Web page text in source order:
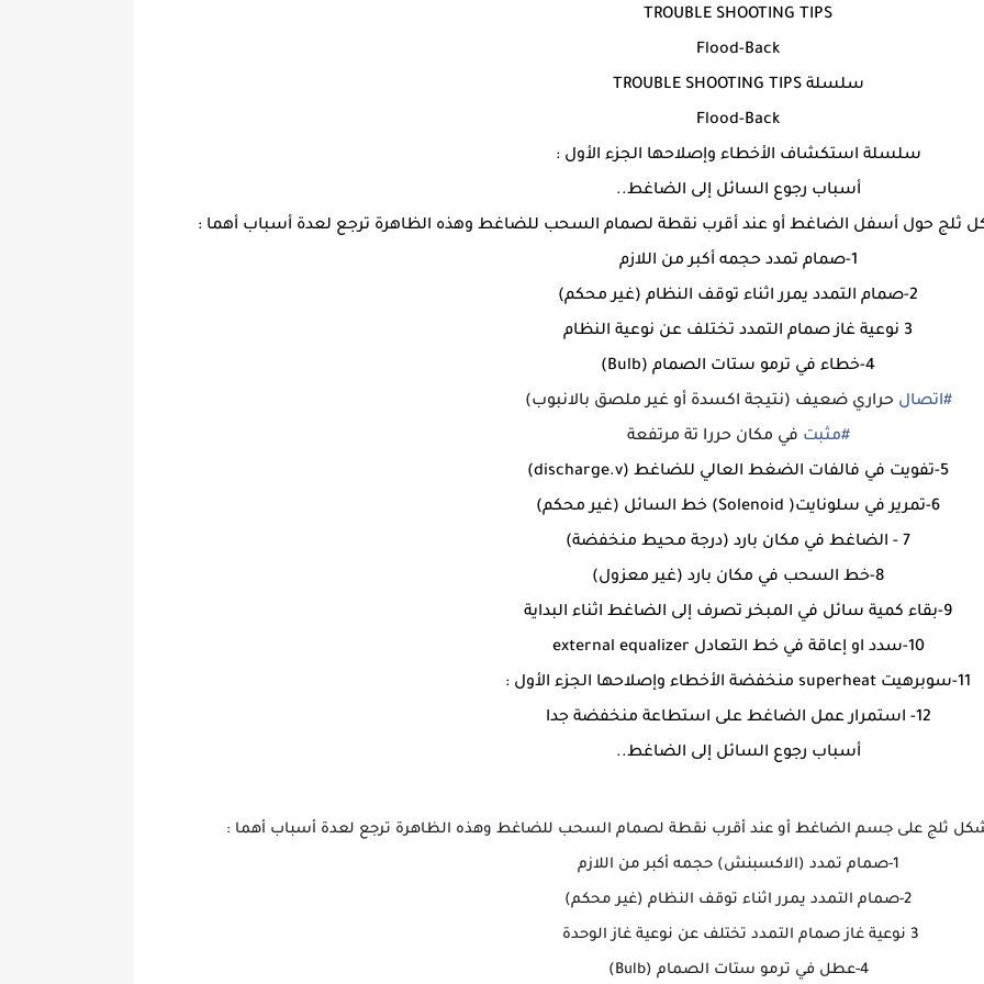
TROUBLE SHOOTING TIPS
Flood-Back
سلسلة TROUBLE SHOOTING TIPS
Flood-Back
سلسلة استكشاف الأخطاء وإصلاحها الجزء الأول :
أسباب رجوع السائل إلى الضاغط..
ثلج حول أسفل الضاغط أو عند أقرب نقطة لصمام السحب للضاغط وهذه الظاهرة ترجع لعدة أسباب أهما :
1-صمام تمدد حجمه أكبر من اللازم
2-صمام التمدد يمرر اثناء توقف النظام (غير محكم)
3 نوعية غاز صمام التمدد تختلف عن نوعية النظام
4-خطاء في ترمو ستات الصمام (Bulb)
#اتصال حراري ضعيف (نتيجة اكسدة أو غير ملصق بالانبوب)
#مثبت في مكان حررا تة مرتفعة
5-تفويت في فالفات الضغط العالي للضاغط (discharge.v)
6-تمرير في سلونايت( Solenoid) خط السائل (غير محكم)
7 - الضاغط في مكان بارد (درجة محيط منخفضة)
8-خط السحب في مكان بارد (غير معزول)
9-بقاء كمية سائل في المبخر تصرف إلى الضاغط اثناء البداية
10-سدد او إعاقة في خط التعادل external equalizer
11-سوبرهيت superheat منخفضة الأخطاء وإصلاحها الجزء الأول :
12- استمرار عمل الضاغط على استطاعة منخفضة جدا
أسباب رجوع السائل إلى الضاغط..
تشكل ثلج على جسم الضاغط أو عند أقرب نقطة لصمام السحب للضاغط وهذه الظاهرة ترجع لعدة أسباب أهما :
1-صمام تمدد (الاكسبنش) حجمه أكبر من اللازم
2-صمام التمدد يمرر اثناء توقف النظام (غير محكم)
3 نوعية غاز صمام التمدد تختلف عن نوعية غاز الوحدة
4-عطل في ترمو ستات الصمام (Bulb)